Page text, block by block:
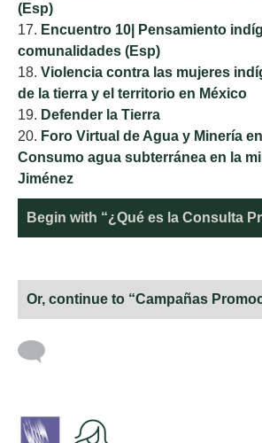
(Esp)
Encuentro 10| Pensamiento
comunalidades (Esp)
Violencia contra las mujeres
de la tierra y el territorio en México
Defender la Tierra
Foro Virtual de Agua y Minería
Consumo agua subterránea en la
Jiménez
Begin with “¿Qué es la Consulta
Or, continue to “Campañas